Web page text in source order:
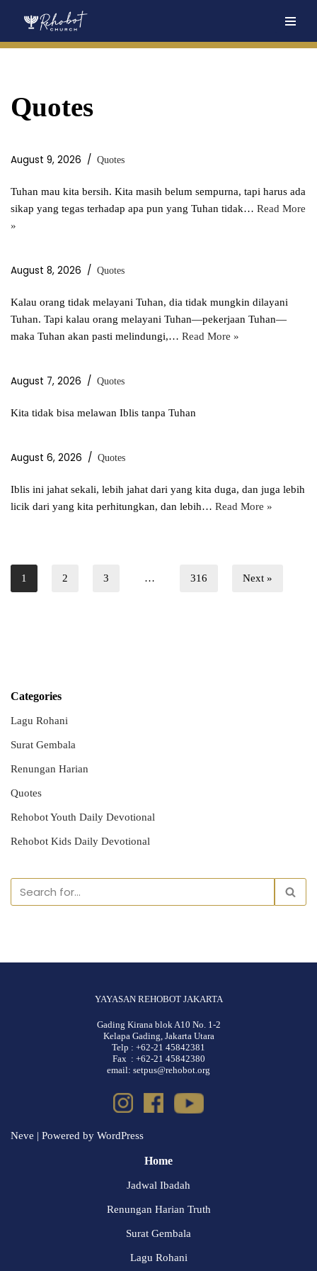
Quotes
August 9, 2026 Quotes
Tuhan mau kita bersih. Kita masih belum sempurna, tapi harus ada
sikap yang tegas terhadap apa pun yang Tuhan tidak… Read More
»
August 8, 2026 Quotes
Kalau orang tidak melayani Tuhan, dia tidak mungkin dilayani
Tuhan. Tapi kalau orang melayani Tuhan—pekerjaan Tuhan—
maka Tuhan akan pasti melindungi,… Read More »
August 7, 2026 Quotes
Kita tidak bisa melawan Iblis tanpa Tuhan
August 6, 2026 Quotes
Iblis ini jahat sekali, lebih jahat dari yang kita duga, dan juga lebih
licik dari yang kita perhitungkan, dan lebih… Read More »
1 2 3 … 316 Next »
Categories
Lagu Rohani
Surat Gembala
Renungan Harian
Quotes
Rehobot Youth Daily Devotional
Rehobot Kids Daily Devotional
YAYASAN REHOBOT JAKARTA
Gading Kirana blok A10 No. 1-2
Kelapa Gading, Jakarta Utara
Telp : +62-21 45842381
Fax : +62-21 45842380
email: setpus@rehobot.org
Neve | Powered by WordPress
Home
Jadwal Ibadah
Renungan Harian Truth
Surat Gembala
Lagu Rohani